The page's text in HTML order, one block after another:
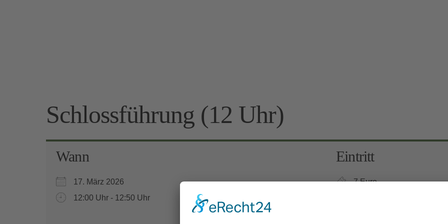
Schlossführung (12 Uhr)
Wann
17. März 2026
12:00 Uhr - 12:50 Uhr
Eintritt
7 Euro
Kinder 6-12 Jahre: 3